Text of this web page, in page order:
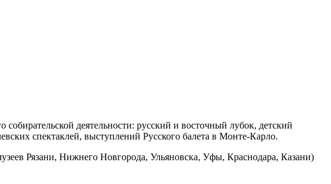
деятельности: русский и восточный лубок, детский
спектаклей, выступлений Русского балета в Монте-Карло.
Рязани, Нижнего Новгорода, Ульяновска, Уфы, Краснодара, Казани)